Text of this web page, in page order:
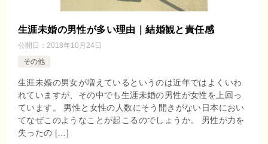
生涯未婚の男性が多い理由｜結婚観と責任感
公開日： 2018年10月24日
その他
生涯未婚の男女が増えているというのは近年ではよくいわ
れていますが、その中でも生涯未婚の男性が女性を上回っ
ています。 男性と女性の人数にそう開きがない日本におい
てなぜこのようなことが起こるのでしょうか。 男性が力を
失ったの […]